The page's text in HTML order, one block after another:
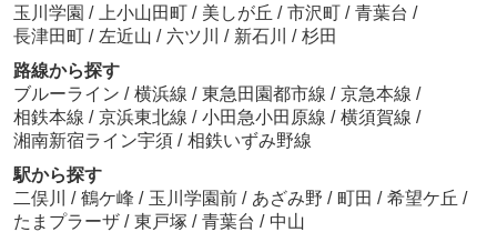
玉川学園 / 上小山田町 / 美しが丘 / 市沢町 / 青葉台 /
長津田町 / 左近山 / 六ツ川 / 新石川 / 杉田
路線から探す
ブルーライン / 横浜線 / 東急田園都市線 / 京急本線 /
相鉄本線 / 京浜東北線 / 小田急小田原線 / 横須賀線 /
湘南新宿ライン宇須 / 相鉄いずみ野線
駅から探す
二俣川
/ 鶴ケ峰 / 玉川学園前 / あざみ野 / 町田 / 希望ケ丘 /
たまプラーザ / 東戸塚 / 青葉台 / 中山